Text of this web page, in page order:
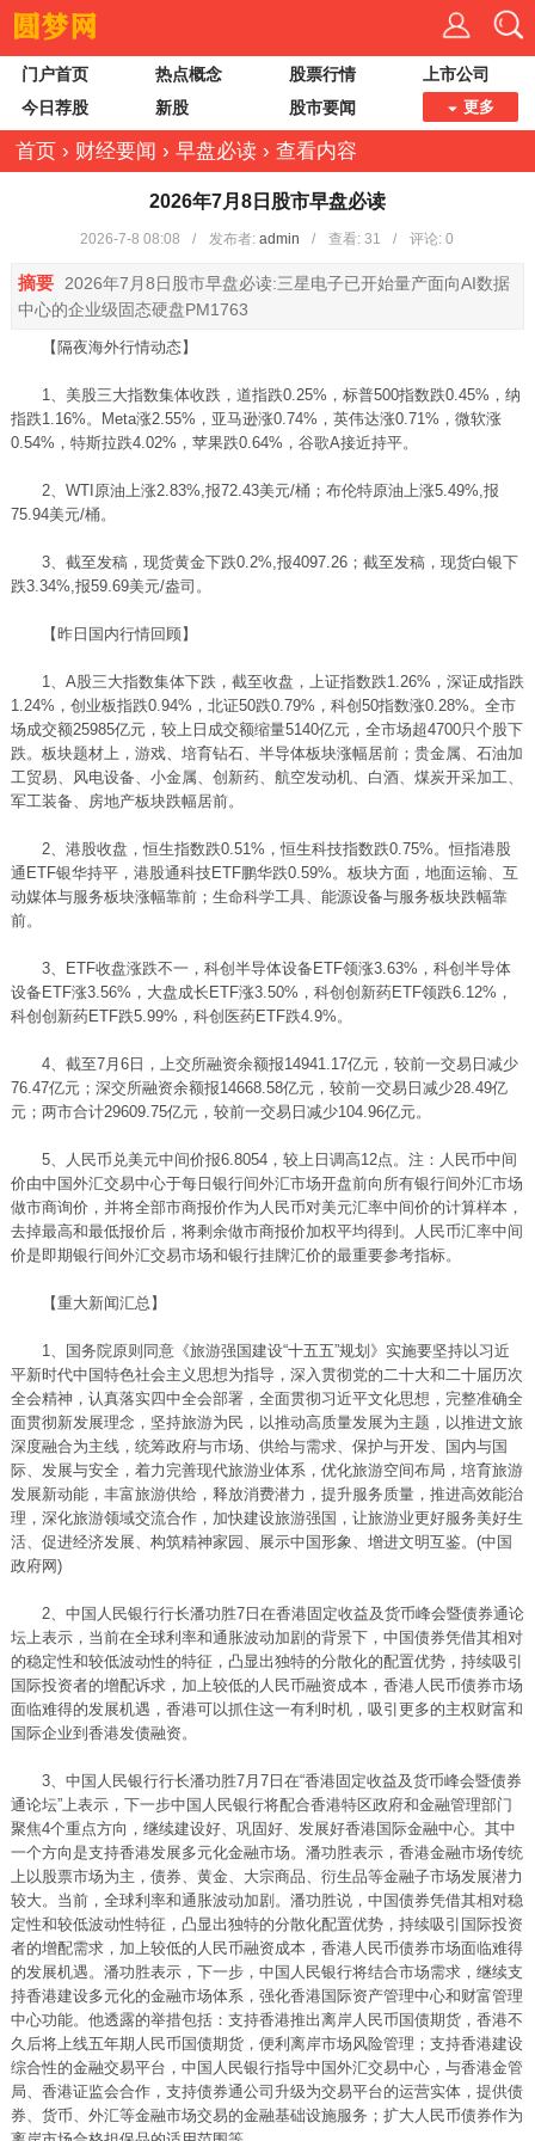
门户首页 热点概念 股票行情
上市公司
今日荐股
新股 股市要闻 更多
首页 › 财经要闻 › 早盘必读 › 查看内容
2026年7月8日股市早盘必读
2026-7-8 08:08 / 发布者:admin / 查看:31 / 评论: 0
摘要
2026年7月8日股市早盘必读:三星电子已开始量产面向AI数据
中心的企业级固态硬盘PM1763
【隔夜海外行情动态】
1、美股三大指数集体收跌，道指跌0.25%，标普500指数跌0.45%，纳
指跌1.16%。Meta涨2.55%，亚马逊涨0.74%，英伟达涨0.71%，微软涨
0.54%，特斯拉跌4.02%，苹果跌0.64%，谷歌A接近持平。
2、WTI原油上涨2.83%,报72.43美元/桶；布伦特原油上涨5.49%,报
75.94美元/桶。
3、截至发稿，现货黄金下跌0.2%,报4097.26；截至发稿，现货白银下
跌3.34%,报59.69美元/盎司。
【昨日国内行情回顾】
1、A股三大指数集体下跌，截至收盘，上证指数跌1.26%，深证成指跌
1.24%，创业板指跌0.94%，北证50跌0.79%，科创50指数涨0.28%。全市
场成交额25985亿元，较上日成交额缩量5140亿元，全市场超4700只个股下
跌。板块题材上，游戏、培育钻石、半导体板块涨幅居前；贵金属、石油加
工贸易、风电设备、小金属、 创新药、航空发动机、白酒、煤炭开采加工、
军工装备、房地产板块跌幅居前。
2、港股收盘，恒生指数跌0.51%，恒生科技指数跌0.75%。恒指港股
通ETF银华持平，港股通科技ETF鹏华跌0.59%。板块方面，地面运输、互
动媒体与服务板块涨幅靠前；生命科学工具、能源设备与服务板块跌幅靠
前。
3、ETF收盘涨跌不一，科创半导体设备ETF领涨3.63%，科创半导体
设备ETF涨3.56%，大盘成长ETF涨3.50%，科创创新药ETF领跌6.12%，
科创创新药ETF跌5.99%，科创医药ETF跌4.9%。
4、截至7月6日，上交所融资余额报14941.17亿元，较前一交易日减少
76.47亿元；深交所融资余额报14668.58亿元，较前一交易日减少28.49亿
元；两市合计29609.75亿元，较前一交易日减少104.96亿元。
5、人民币兑美元中间价报6.8054，较上日调高12点。注：人民币中间
价由中国外汇交易中心于每日银行间外汇市场开盘前向所有银行间外汇市场
做市商询价，并将全部市商报价作为人民币对美元汇率中间价的计算样本，
去掉最高和最低报价后，将剩余做市商报价加权平均得到。人民币汇率中间
价是即期银行间外汇交易市场和银行挂牌汇价的最重要参考指标。
【重大新闻汇总】
1、国务院原则同意《旅游强国建设“十五五”规划》实施要坚持以习近
平新时代中国特色社会主义思想为指导，深入贯彻党的二十大和二十届历次
全会精神，认真落实四中全会部署，全面贯彻习近平文化思想，完整准确全
面贯彻新发展理念，坚持旅游为民，以推动高质量发展为主题，以推进文旅
深度融合为主线，统筹政府与市场、供给与需求、保护与开发、国内与国
际、发展与安全，着力完善现代旅游业体系，优化旅游空间布局，培育旅游
发展新动能，丰富旅游供给，释放消费潜力，提升服务质量，推进高效能治
理，深化旅游领域交流合作，加快建设旅游强国，让旅游业更好服务美好生
活、促进经济发展、构筑精神家园、展示中国形象、增进文明互鉴。(中国
政府网)
2、中国人民银行行长潘功胜7日在香港固定收益及货币峰会暨债券通论
坛上表示，当前在全球利率和通胀波动加剧的背景下，中国债券凭借其相对
的稳定性和较低波动性的特征，凸显出独特的分散化的配置优势，持续吸引
国际投资者的增配诉求，加上较低的人民币融资成本，香港人民币债券市场
面临难得的发展机遇，香港可以抓住这一有利时机，吸引更多的主权财富和
国际企业到香港发债融资。
3、中国人民银行行长潘功胜7月7日在“香港固定收益及货币峰会暨债券
通论坛”上表示，下一步中国人民银行将配合香港特区政府和金融管理部门
聚焦4个重点方向，继续建设好、巩固好、发展好香港国际金融中心。其中
一个方向是支持香港发展多元化金融市场。潘功胜表示，香港金融市场传统
上以股票市场为主，债券、黄金、大宗商品、衍生品等金融子市场发展潜力
较大。当前，全球利率和通胀波动加剧。潘功胜说，中国债券凭借其相对稳
定性和较低波动性特征，凸显出独特的分散化配置优势，持续吸引国际投资
者的增配需求，加上较低的人民币融资成本，香港人民币债券市场面临难得
的发展机遇。潘功胜表示，下一步，中国人民银行将结合市场需求，继续支
持香港建设多元化的金融市场体系，强化香港国际资产管理中心和财富管理
中心功能。他透露的举措包括：支持香港推出离岸人民币国债期货，香港不
久后将上线五年期人民币国债期货，便利离岸市场风险管理；支持香港建设
综合性的金融交易平台，中国人民银行指导中国外汇交易中心，与香港金管
局、香港证监会合作，支持债券通公司升级为交易平台的运营实体，提供债
券、货币、外汇等金融市场交易的金融基础设施服务；扩大人民币债券作为